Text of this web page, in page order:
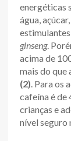
energéticas
água,
ginseng.
acima de
mais do que
(2). Para os
cafeína é de
crianças e
nível seguro